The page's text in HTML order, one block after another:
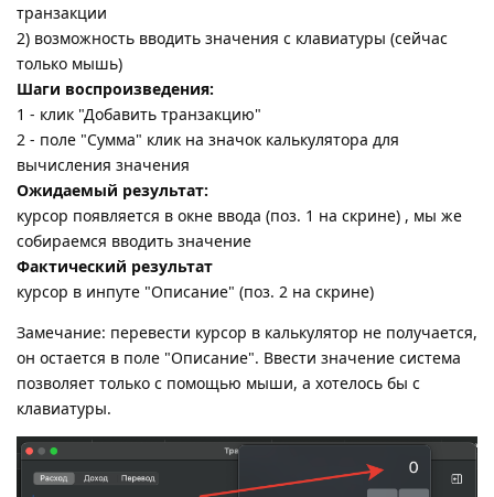
транзакции
2) возможность вводить значения с клавиатуры (сейчас
только мышь)
Шаги воспроизведения:
1 - клик "Добавить транзакцию"
2 - поле "Сумма" клик на значок калькулятора для
вычисления значения
Ожидаемый результат:
курсор появляется в окне ввода (поз. 1 на скрине) , мы же
собираемся вводить значение
Фактический результат
курсор в инпуте "Описание" (поз. 2 на скрине)
Замечание: перевести курсор в калькулятор не получается,
он остается в поле "Описание". Ввести значение система
позволяет только с помощью мыши, а хотелось бы с
клавиатуры.